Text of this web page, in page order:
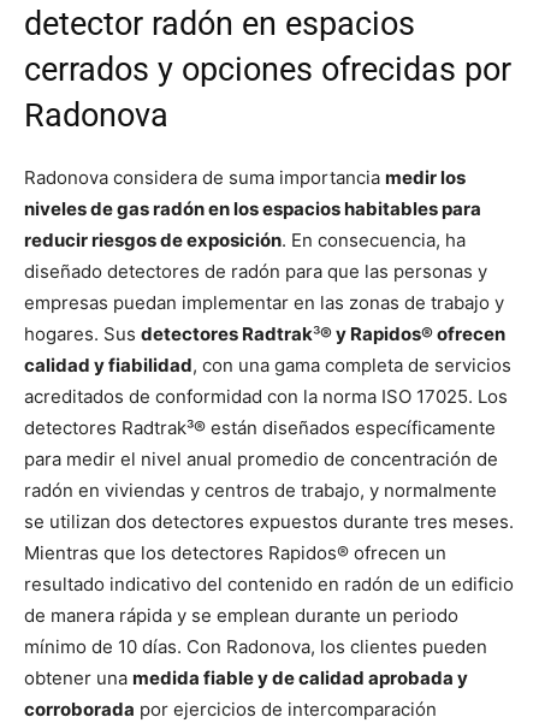
detector radón en espacios
cerrados y opciones ofrecidas por
Radonova
Radonova considera de suma importancia medir los
niveles de gas radón en los espacios habitables para
reducir riesgos de exposición. En consecuencia, ha
diseñado detectores de radón para que las personas y
empresas puedan implementar en las zonas de trabajo y
hogares. Sus detectores Radtrak³® y Rapidos® ofrecen
calidad y fiabilidad, con una gama completa de servicios
acreditados de conformidad con la norma ISO 17025. Los
detectores Radtrak³® están diseñados específicamente
para medir el nivel anual promedio de concentración de
radón en viviendas y centros de trabajo, y normalmente
se utilizan dos detectores expuestos durante tres meses.
Mientras que los detectores Rapidos® ofrecen un
resultado indicativo del contenido en radón de un edificio
de manera rápida y se emplean durante un periodo
mínimo de 10 días. Con Radonova, los clientes pueden
obtener una medida fiable y de calidad aprobada y
corroborada por ejercicios de intercomparación